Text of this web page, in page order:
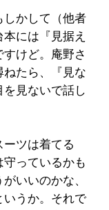
かして（他者
には『見据え
けど。庵野さ
たら、『見な
見ないで話し
ツは着てる
っているかも
いいのかな、
いうか。それで